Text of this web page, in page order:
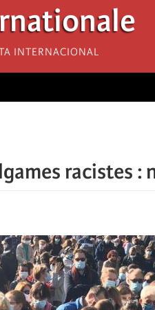
Internacional
racistes :